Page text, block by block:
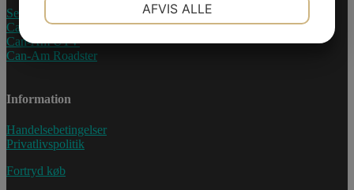
Sea-Doo Vandscooter
Can-Am ATV
Can-Am UTV
Can-Am Roadster
Information
Handelsebetingelser
Privatlivspolitik
Fortryd køb
MARKETING
AFVIS ALLE